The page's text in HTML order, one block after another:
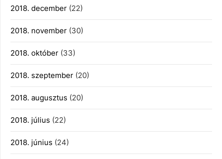
2018. december (22)
2018. november (30)
2018. október (33)
2018. szeptember (20)
2018. augusztus (20)
2018. július (22)
2018. június (24)